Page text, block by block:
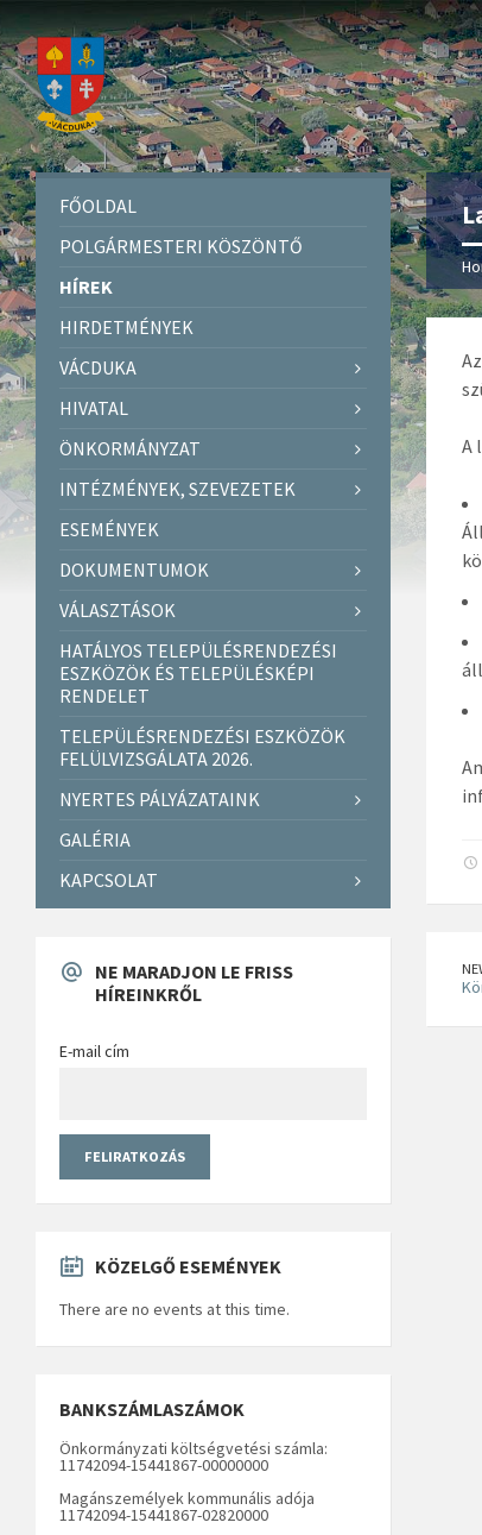
A
FŐOLDAL
POLGÁRMESTERI KÖSZÖNTŐ
HÍREK
HIRDETMÉNYEK
VÁCDUKA
HIVATAL
ÖNKORMÁNYZAT
INTÉZMÉNYEK, SZEVEZETEK
ESEMÉNYEK
DOKUMENTUMOK
VÁLASZTÁSOK
HATÁLYOS TELEPÜLÉSRENDEZÉSI
ESZKÖZÖK ÉS TELEPÜLÉSKÉPI
RENDELET
TELEPÜLÉSRENDEZÉSI ESZKÖZÖK
FELÜLVIZSGÁLATA 2026.
NYERTES PÁLYÁZATAINK
GALÉRIA
KAPCSOLAT
NE MARADJON LE FRISS
HÍREINKRŐL
E-mail cím
KÖZELGŐ ESEMÉNYEK
There are no events at this time.
BANKSZÁMLASZÁMOK
Önkormányzati költségvetési számla:
11742094-15441867-00000000
Magánszemélyek kommunális adója
11742094-15441867-02820000